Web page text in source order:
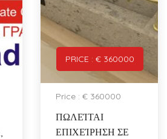
PRICE : € 360000
Price : € 360000
ΠΩΛΕΊΤΑΙ
ΕΠΙΧΕΊΡΗΣΗ ΣΕ